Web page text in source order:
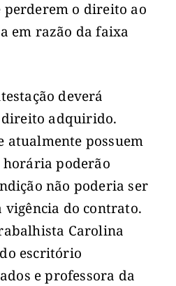
o direito ao
em razão da faixa
deverá
direito adquirido.
atualmente possuem
poderão
não poderia ser
do contrato.
Carolina
escritório
e professora da